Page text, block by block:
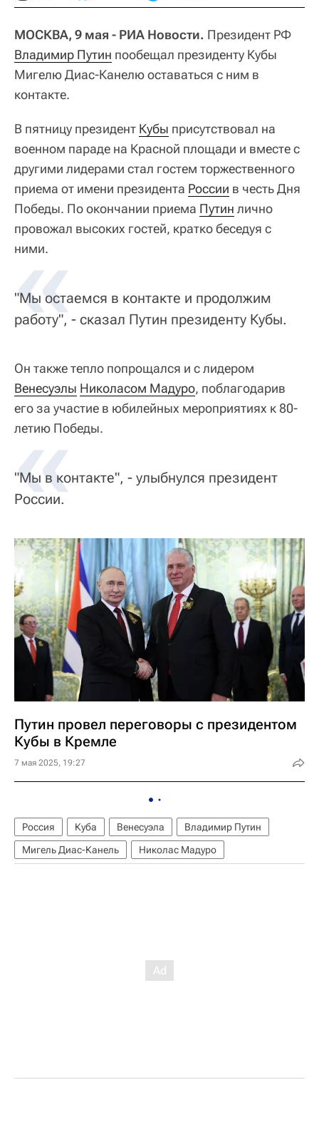
МОСКВА, 9 мая - РИА Новости. Президент РФ
Владимир Путин пообещал президенту Кубы
Мигелю Диас-Канелю оставаться с ним в
контакте.
В пятницу президент Кубы присутствовал на
военном параде на Красной площади и вместе с
другими лидерами стал гостем торжественного
приема от имени президента России в честь Дня
Победы. По окончании приема Путин лично
провожал высоких гостей, кратко беседуя с
ними.
«
"Мы остаемся в контакте и продолжим
работу", - сказал Путин президенту Кубы.
Он также тепло попрощался и с лидером
Венесуэлы Николасом Мадуро, поблагодарив
его за участие в юбилейных мероприятиях к 80-
летию Победы.
«
"Мы в контакте", - улыбнулся президент
России.
Путин провел переговоры с президентом
Кубы в Кремле
7 мая 2025, 19:27
Россия Куба Венесуэла
Владимир Путин
Мигель Диас-Канель
Николас Мадуро